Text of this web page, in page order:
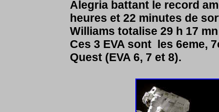
Alegria battant le record
heures et 22 minutes de
Williams totalise 29 h 17
Ces 3 EVA sont les 6eme,
Quest (EVA 6, 7 et 8).